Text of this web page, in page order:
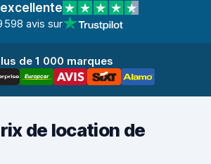
598 avis sur
de 1 000 marques
de location de